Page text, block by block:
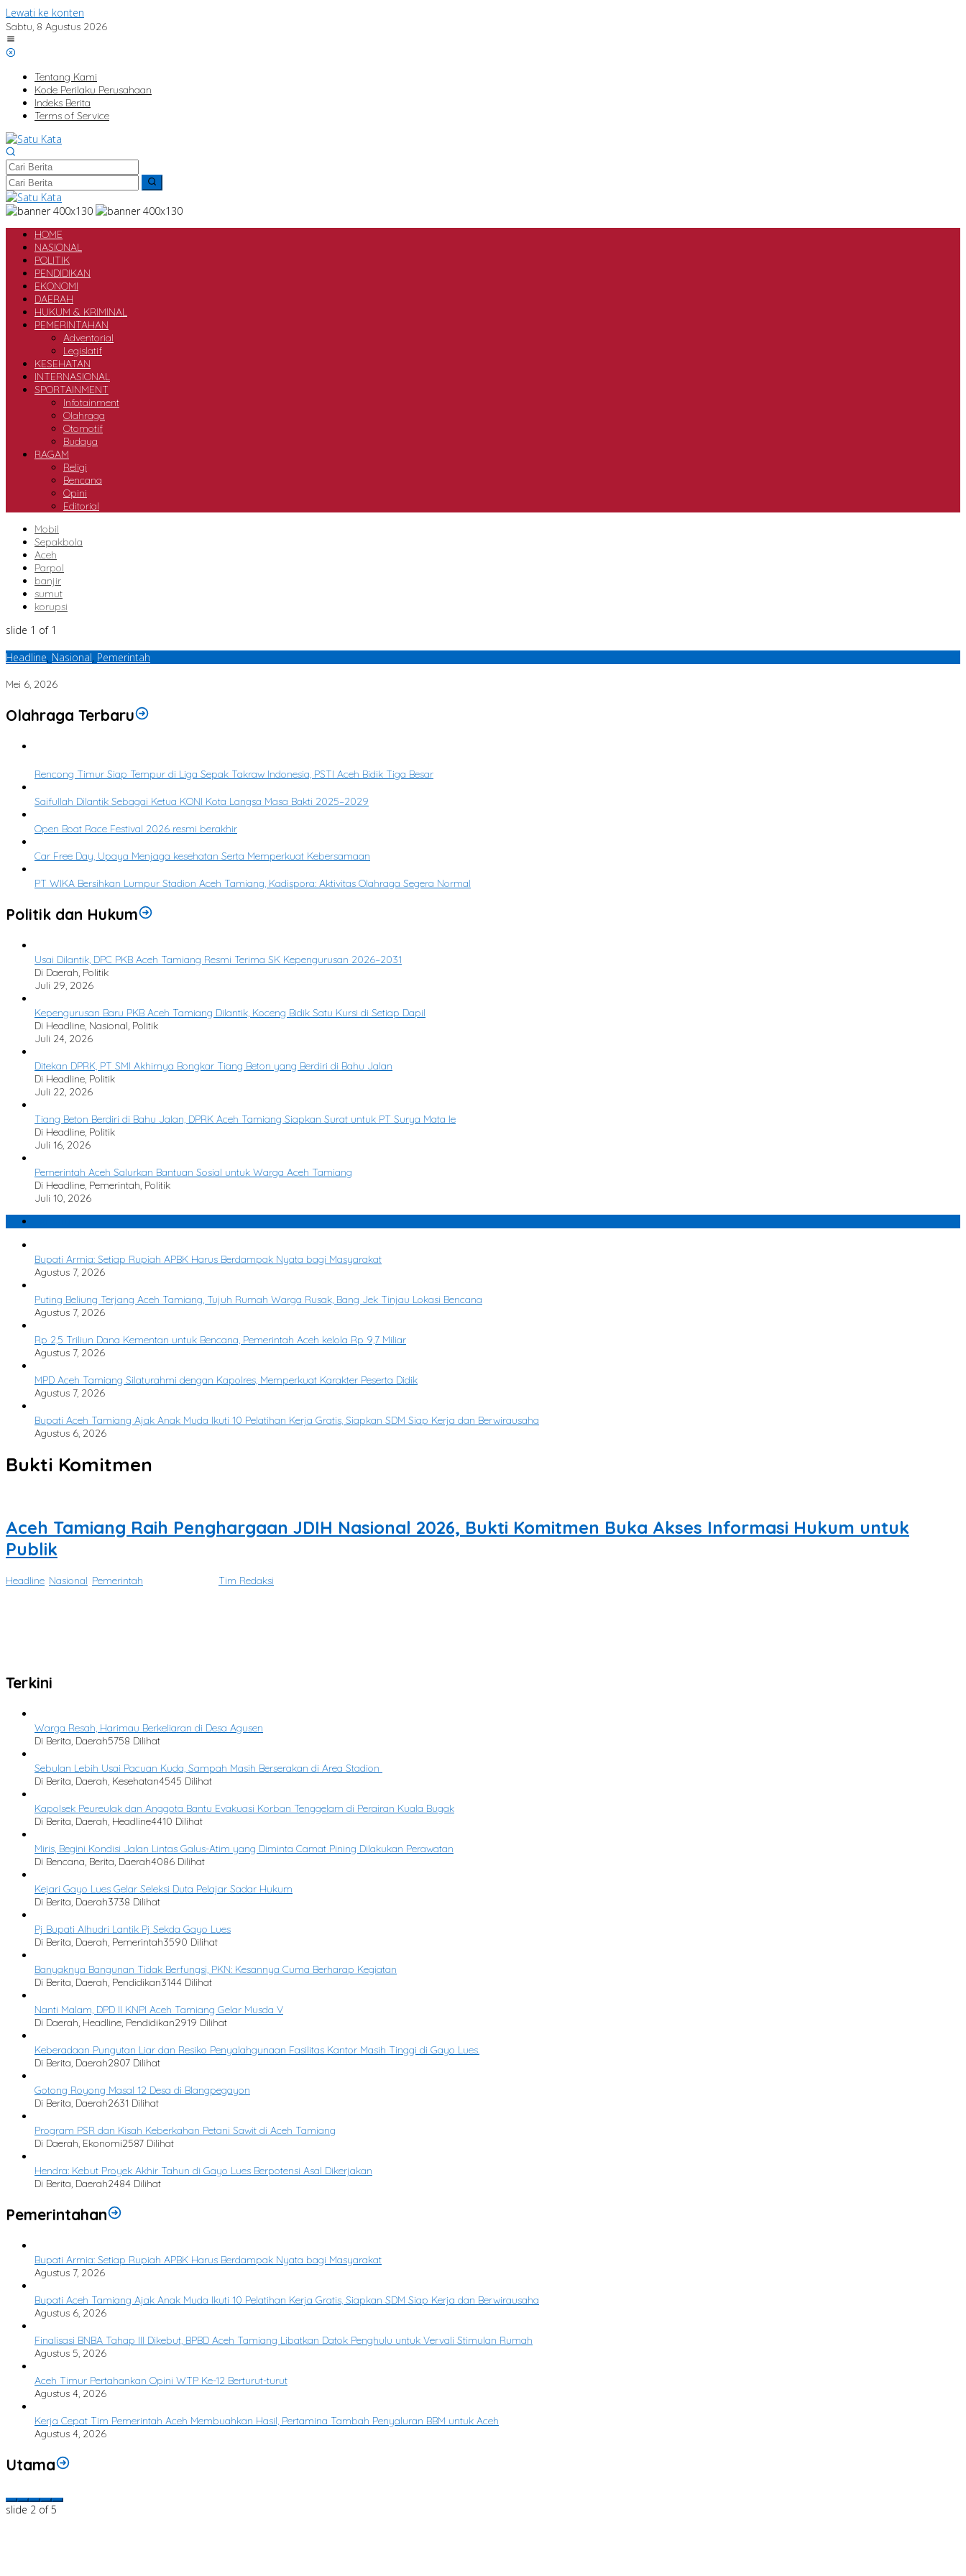
Lewati ke konten
Sabtu, 8 Agustus 2026
Tentang Kami
Kode Perilaku Perusahaan
Indeks Berita
Terms of Service
HOME
NASIONAL
POLITIK
PENDIDIKAN
EKONOMI
DAERAH
HUKUM & KRIMINAL
PEMERINTAHAN
Adventorial
Legislatif
KESEHATAN
INTERNASIONAL
SPORTAINMENT
Infotainment
Olahraga
Otomotif
Budaya
RAGAM
Religi
Bencana
Opini
Editorial
Mobil
Sepakbola
Aceh
Parpol
banjir
sumut
korupsi
slide 1 of 1
Headline, Nasional, Pemerintah
Mei 6, 2026
Olahraga Terbaru
Rencong Timur Siap Tempur di Liga Sepak Takraw Indonesia, PSTI Aceh Bidik Tiga Besar
Saifullah Dilantik Sebagai Ketua KONI Kota Langsa Masa Bakti 2025–2029
Open Boat Race Festival 2026 resmi berakhir
Car Free Day, Upaya Menjaga kesehatan Serta Memperkuat Kebersamaan
PT WIKA Bersihkan Lumpur Stadion Aceh Tamiang, Kadispora: Aktivitas Olahraga Segera Normal
Politik dan Hukum
Usai Dilantik, DPC PKB Aceh Tamiang Resmi Terima SK Kepengurusan 2026–2031
Di Daerah, Politik
Juli 29, 2026
Kepengurusan Baru PKB Aceh Tamiang Dilantik, Koceng Bidik Satu Kursi di Setiap Dapil
Di Headline, Nasional, Politik
Juli 24, 2026
Ditekan DPRK, PT SMI Akhirnya Bongkar Tiang Beton yang Berdiri di Bahu Jalan
Di Headline, Politik
Juli 22, 2026
Tiang Beton Berdiri di Bahu Jalan, DPRK Aceh Tamiang Siapkan Surat untuk PT Surya Mata Ie
Di Headline, Politik
Juli 16, 2026
Pemerintah Aceh Salurkan Bantuan Sosial untuk Warga Aceh Tamiang
Di Headline, Pemerintah, Politik
Juli 10, 2026
Bupati Armia: Setiap Rupiah APBK Harus Berdampak Nyata bagi Masyarakat
Agustus 7, 2026
Puting Beliung Terjang Aceh Tamiang, Tujuh Rumah Warga Rusak, Bang Jek Tinjau Lokasi Bencana
Agustus 7, 2026
Rp 2,5 Triliun Dana Kementan untuk Bencana, Pemerintah Aceh kelola Rp 9,7 Miliar
Agustus 7, 2026
MPD Aceh Tamiang Silaturahmi dengan Kapolres, Memperkuat Karakter Peserta Didik
Agustus 7, 2026
Bupati Aceh Tamiang Ajak Anak Muda Ikuti 10 Pelatihan Kerja Gratis, Siapkan SDM Siap Kerja dan Berwirausaha
Agustus 6, 2026
Bukti Komitmen
Aceh Tamiang Raih Penghargaan JDIH Nasional 2026, Bukti Komitmen Buka Akses Informasi Hukum untuk
Publik
Headline Nasional Pemerintah Tim Redaksi
Terkini
Warga Resah, Harimau Berkeliaran di Desa Agusen
Di Berita, Daerah5758 Dilihat
Sebulan Lebih Usai Pacuan Kuda, Sampah Masih Berserakan di Area Stadion
Di Berita, Daerah, Kesehatan4545 Dilihat
Kapolsek Peureulak dan Anggota Bantu Evakuasi Korban Tenggelam di Perairan Kuala Bugak
Di Berita, Daerah, Headline4410 Dilihat
Miris, Begini Kondisi Jalan Lintas Galus-Atim yang Diminta Camat Pining Dilakukan Perawatan
Di Bencana, Berita, Daerah4086 Dilihat
Kejari Gayo Lues Gelar Seleksi Duta Pelajar Sadar Hukum
Di Berita, Daerah3738 Dilihat
Pj Bupati Alhudri Lantik Pj Sekda Gayo Lues
Di Berita, Daerah, Pemerintah3590 Dilihat
Banyaknya Bangunan Tidak Berfungsi, PKN: Kesannya Cuma Berharap Kegiatan
Di Berita, Daerah, Pendidikan3144 Dilihat
Nanti Malam, DPD II KNPI Aceh Tamiang Gelar Musda V
Di Daerah, Headline, Pendidikan2919 Dilihat
Keberadaan Pungutan Liar dan Resiko Penyalahgunaan Fasilitas Kantor Masih Tinggi di Gayo Lues.
Di Berita, Daerah2807 Dilihat
Gotong Royong Masal 12 Desa di Blangpegayon
Di Berita, Daerah2631 Dilihat
Program PSR dan Kisah Keberkahan Petani Sawit di Aceh Tamiang
Di Daerah, Ekonomi2587 Dilihat
Hendra: Kebut Proyek Akhir Tahun di Gayo Lues Berpotensi Asal Dikerjakan
Di Berita, Daerah2484 Dilihat
Pemerintahan
Bupati Armia: Setiap Rupiah APBK Harus Berdampak Nyata bagi Masyarakat
Agustus 7, 2026
Bupati Aceh Tamiang Ajak Anak Muda Ikuti 10 Pelatihan Kerja Gratis, Siapkan SDM Siap Kerja dan Berwirausaha
Agustus 6, 2026
Finalisasi BNBA Tahap III Dikebut, BPBD Aceh Tamiang Libatkan Datok Penghulu untuk Vervali Stimulan Rumah
Agustus 5, 2026
Aceh Timur Pertahankan Opini WTP Ke-12 Berturut-turut
Agustus 4, 2026
Kerja Cepat Tim Pemerintah Aceh Membuahkan Hasil, Pertamina Tambah Penyaluran BBM untuk Aceh
Agustus 4, 2026
Utama
slide 2 of 5